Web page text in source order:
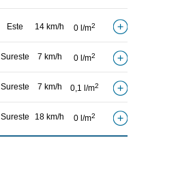
Este 14 km/h 0 l/m2
Sureste 7 km/h 0 l/m2
Sureste 7 km/h 0,1 l/m2
Sureste 18 km/h 0 l/m2